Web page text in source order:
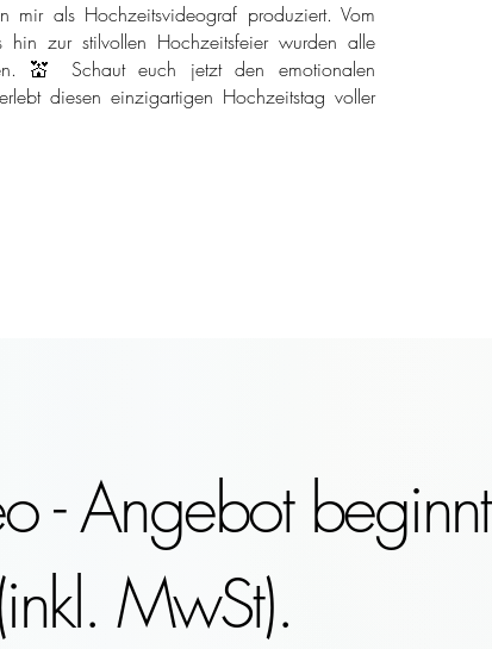
mir als Hochzeitsvideograf produziert. Vom
zur stilvollen Hochzeitsfeier wurden alle
💒 Schaut euch jetzt den emotionalen
diesen einzigartigen Hochzeitstag voller
- Angebot beginnt
MwSt).